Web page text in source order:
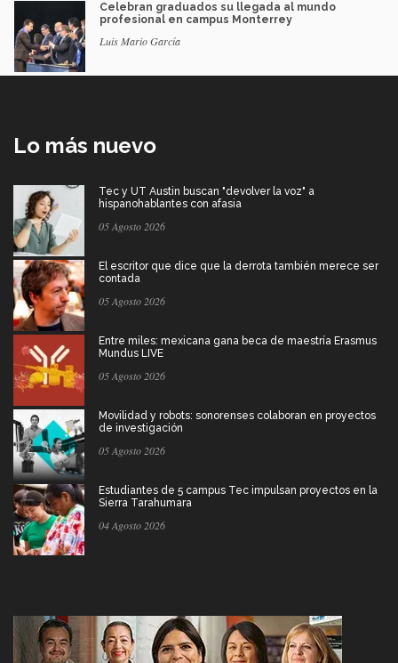
Celebran graduados su llegada al mundo
profesional en campus Monterrey
Luis Mario García
Lo más nuevo
Tec y UT Austin buscan "devolver la voz" a
hispanohablantes con afasia
05 Agosto 2026
El escritor que dice que la derrota también merece ser
contada
05 Agosto 2026
Entre miles: mexicana gana beca de maestría Erasmus
Mundus LIVE
05 Agosto 2026
Movilidad y robots: sonorenses colaboran en proyectos
de investigación
05 Agosto 2026
Estudiantes de 5 campus Tec impulsan proyectos en la
Sierra Tarahumara
04 Agosto 2026